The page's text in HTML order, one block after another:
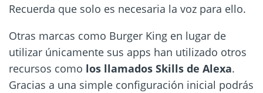
Recuerda que solo es necesaria la voz para ello.
Otras marcas como Burger King en lugar de
utilizar únicamente sus apps han utilizado otros
recursos como los llamados Skills de Alexa.
Gracias a una simple configuración inicial podrás